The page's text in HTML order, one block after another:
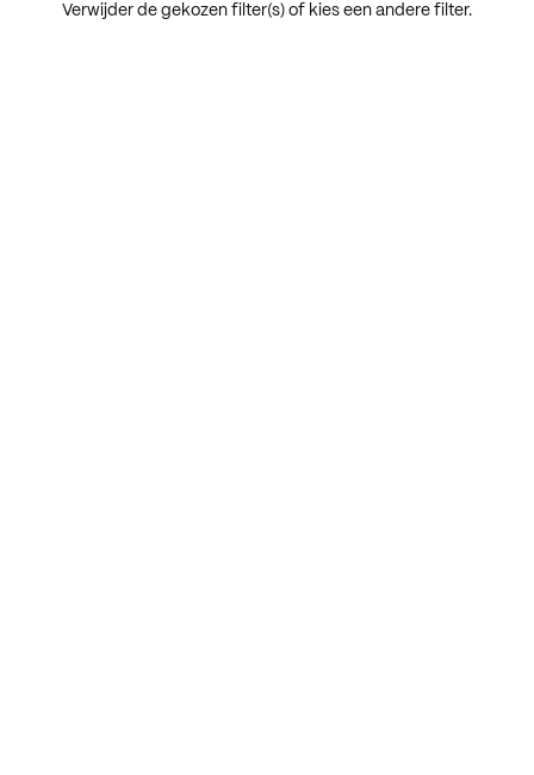
Verwijder de gekozen filter(s) of kies een andere filter.